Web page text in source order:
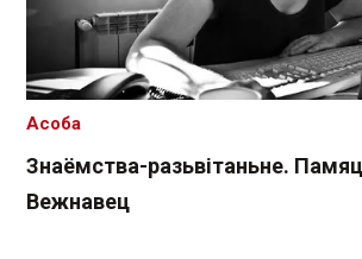
Знаёмства-разьвітаньне.
Вежнавец
Асоба